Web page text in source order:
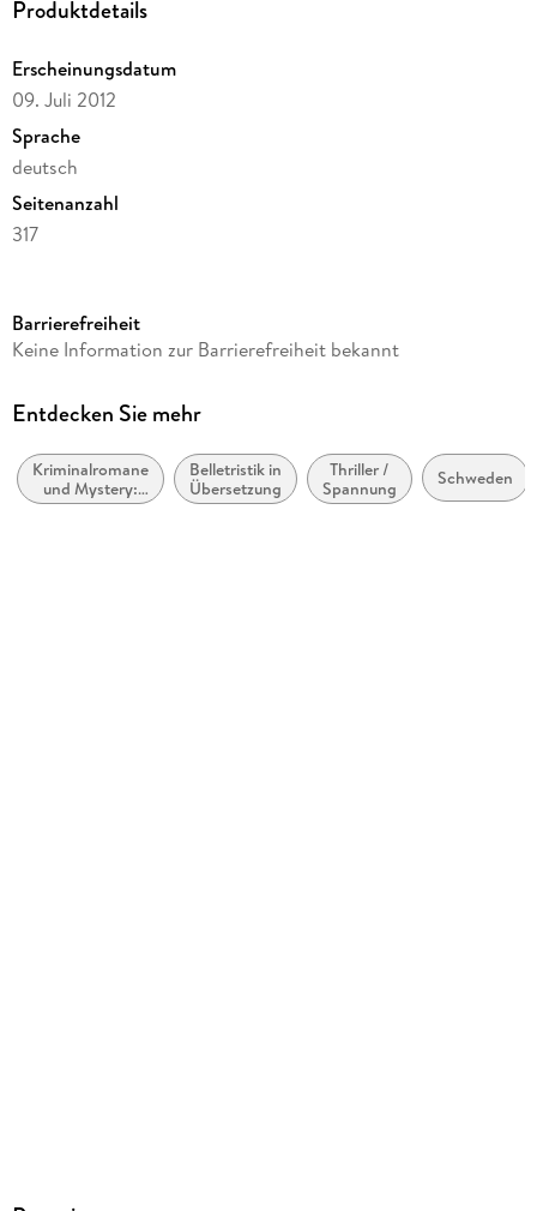
Produktdetails
Erscheinungsdatum
09. Juli 2012
Sprache
deutsch
Seitenanzahl
317
Autor/Autorin
Übersetzung
Verlag/Hersteller
btb Taschenbuch
Barrierefreiheit
Keine Information zur Barrierefreiheit bekannt
Entdecken Sie mehr
Kriminalromane
und Mystery:
Polizeiarbeit &
Belletristik in
Übersetzung
Thriller /
Spannung
Schweden